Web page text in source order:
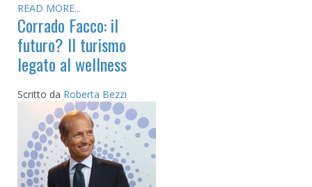
READ MORE...
Corrado Facco: il
futuro? Il turismo
legato al wellness
Scritto da Roberta Bezzi